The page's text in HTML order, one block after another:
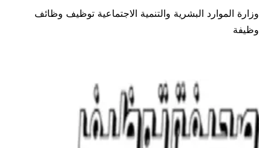
في
وزارة الموارد البشرية والتنمية الاجتماعية توظيف وظائف
وظيفة